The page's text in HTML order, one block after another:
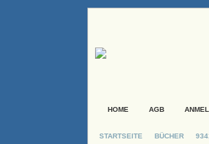
HOME AGB
STARTSEITE BÜCHER